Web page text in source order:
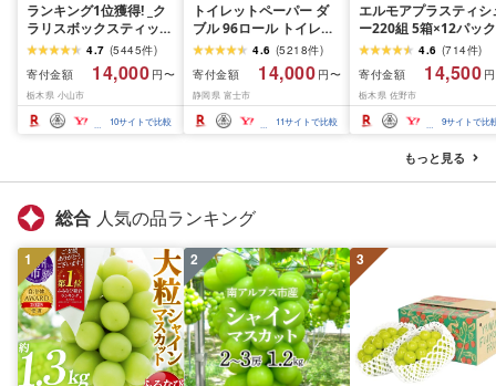
ランキング1位獲得! _ク
ラリスボックスティッシ
ュ60箱(1箱220組(440
枚))(5個入り×12セット)_
ティッシュ ティッシュ
ペーパー 日用品 常備品
生活用品 まとめ買い [配
送不可地域:離島・沖縄
4.7 (5445件)
寄付金額
14,000 円〜
栃木県 小山市
10サイトで比較
トイレットペーパー ダ
ブル 96ロール トイレッ
ト[sf002-122]
4.6 (5218件)
寄付金額
14,000 円〜
静岡県 富士市
11サイトで比較
エルモアプラスティシ
ー220組 5箱×12パック
(60箱)[離島・沖縄県不
可]_ ティッシュ ティッ
シュペーパー 日用品
耗品 まとめ買い 常備
生活用品 ボックスティ
ッシュ [配送不可地域:
島・沖縄県]
4.6 (714件)
寄付金額
14,500
栃木県 佐野市
9サイトで比
もっと見る
総合 人気の品ランキング
1 2 3